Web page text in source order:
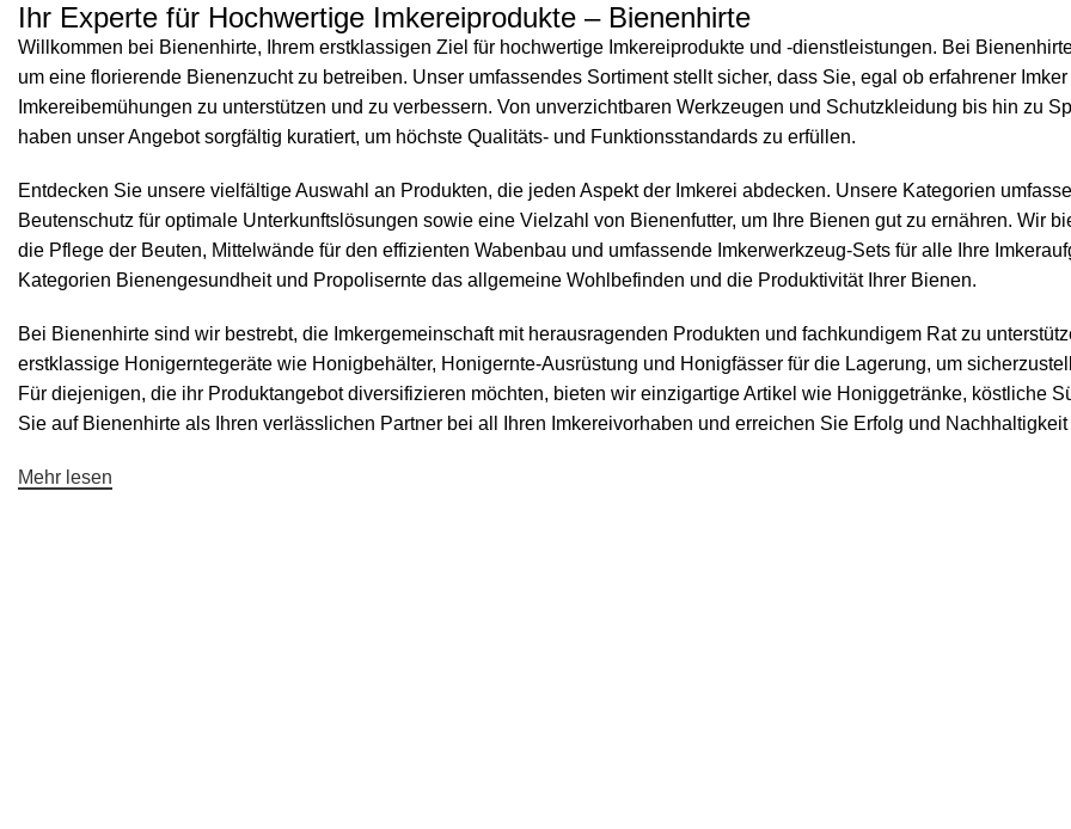
Ihr Experte für Hochwertige Imkereiprodukte – Bienenhirte
Willkommen bei Bienenhirte, Ihrem erstklassigen Ziel für hochwertige Imkereiprodukte und -dienstleistungen. Bei
um eine florierende Bienenzucht zu betreiben. Unser umfassendes Sortiment stellt sicher, dass Sie, egal ob erfahrener
Imkereibemühungen zu unterstützen und zu verbessern. Von unverzichtbaren Werkzeugen und Schutzkleidung bis hin zu
haben unser Angebot sorgfältig kuratiert, um höchste Qualitäts- und Funktionsstandards zu erfüllen.
Entdecken Sie unsere vielfältige Auswahl an Produkten, die jeden Aspekt der Imkerei abdecken. Unsere Kategorien
Beutenschutz für optimale Unterkunftslösungen sowie eine Vielzahl von Bienenfutter, um Ihre Bienen gut zu ernähren. Wir
die Pflege der Beuten, Mittelwände für den effizienten Wabenbau und umfassende Imkerwerkzeug-Sets für alle Ihre
Kategorien Bienengesundheitund Propolisernte das allgemeine Wohlbefinden und die Produktivität Ihrer Bienen.
Bei Bienenhirte sind wir bestrebt, die Imkergemeinschaft mit herausragenden Produkten und fachkundigem Rat zu
erstklassige Honigerntegeräte wie Honigbehälter, Honigernte-Ausrüstung und Honigfässer für die Lagerung, um
Für diejenigen, die ihr Produktangebot diversifizieren möchten, bieten wir einzigartige Artikel wie Honiggetränke, köstliche
Sie auf Bienenhirte als Ihren verlässlichen Partner bei all Ihren Imkereivorhaben und erreichen Sie Erfolg und
Mehr lesen